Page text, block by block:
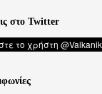
στο Twitter